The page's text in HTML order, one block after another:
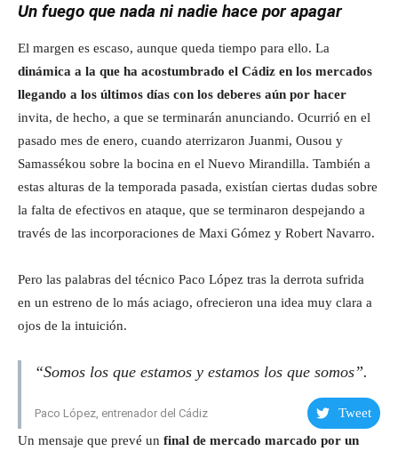
Un fuego que nada ni nadie hace por apagar
El margen es escaso, aunque queda tiempo para ello. La
dinámica a la que ha acostumbrado el Cádiz en los mercados
llegando a los últimos días con los deberes aún por hacer
invita, de hecho, a que se terminarán anunciando. Ocurrió en el
pasado mes de enero, cuando aterrizaron Juanmi, Ousou y
Samassékou sobre la bocina en el Nuevo Mirandilla. También a
estas alturas de la temporada pasada, existían ciertas dudas sobre
la falta de efectivos en ataque, que se terminaron despejando a
través de las incorporaciones de Maxi Gómez y Robert Navarro.
Pero las palabras del técnico Paco López tras la derrota sufrida
en un estreno de lo más aciago, ofrecieron una idea muy clara a
ojos de la intuición.
“Somos los que estamos y estamos los que somos”.
Paco López, entrenador del Cádiz
Tweet
Un mensaje que prevé un final de mercado marcado por un